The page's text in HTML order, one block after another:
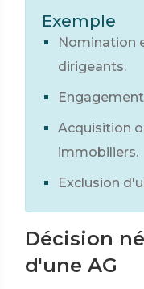
Exemple
Nomination
dirigeants.
Acquisition
immobiliers.
Exclusion
Décision
d'une AG